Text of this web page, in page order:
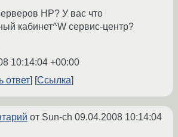
HP? У вас что
кабинет^W сервис-центр?
10:14:04 +00:00
ответ
Ссылка
от Sun-ch 09.04.2008 10:14:04